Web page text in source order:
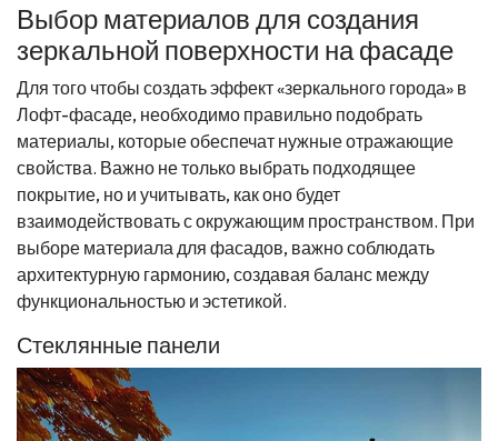
Выбор материалов для создания
зеркальной поверхности на фасаде
Для того чтобы создать эффект «зеркального города» в
Лофт-фасаде, необходимо правильно подобрать
материалы, которые обеспечат нужные отражающие
свойства. Важно не только выбрать подходящее
покрытие, но и учитывать, как оно будет
взаимодействовать с окружающим пространством. При
выборе материала для фасадов, важно соблюдать
архитектурную гармонию, создавая баланс между
функциональностью и эстетикой.
Стеклянные панели